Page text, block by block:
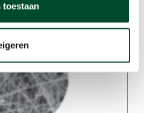
toestaan